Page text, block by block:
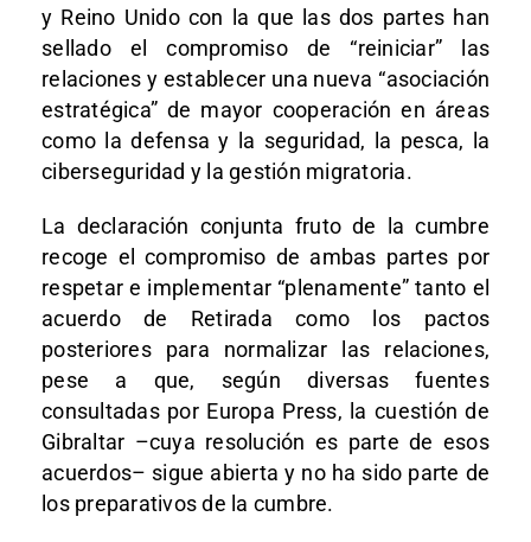
y Reino Unido con la que las dos partes han
sellado el compromiso de “reiniciar” las
relaciones y establecer una nueva “asociación
estratégica” de mayor cooperación en áreas
como la defensa y la seguridad, la pesca, la
ciberseguridad y la gestión migratoria.
La declaración conjunta fruto de la cumbre
recoge el compromiso de ambas partes por
respetar e implementar “plenamente” tanto el
acuerdo de Retirada como los pactos
posteriores para normalizar las relaciones,
pese a que, según diversas fuentes
consultadas por Europa Press, la cuestión de
Gibraltar –cuya resolución es parte de esos
acuerdos– sigue abierta y no ha sido parte de
los preparativos de la cumbre.